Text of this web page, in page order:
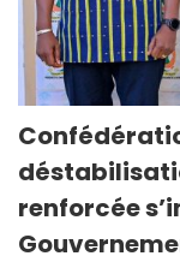
renforcée